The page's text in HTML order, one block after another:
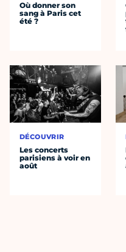
Où donner son
sang à Paris cet
été ?
DÉCOUVRIR
Les concerts
parisiens à voir en
août